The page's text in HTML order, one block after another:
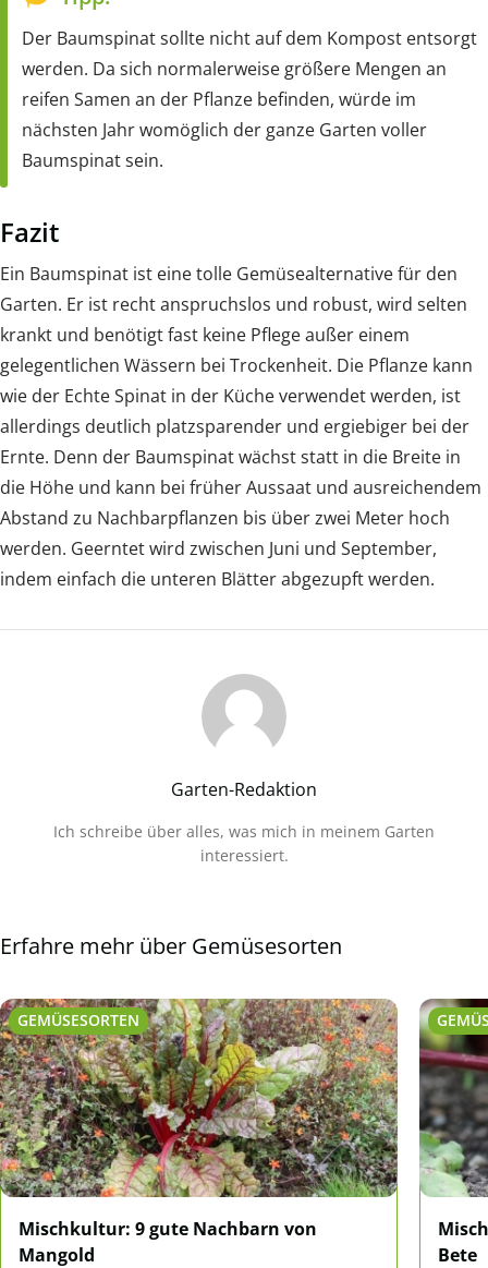
Der Baumspinat sollte nicht auf dem Kompost entsorgt
werden. Da sich normalerweise größere Mengen an
reifen Samen an der Pflanze befinden, würde im
nächsten Jahr womöglich der ganze Garten voller
Baumspinat sein.
Fazit
Ein Baumspinat ist eine tolle Gemüsealternative für den
Garten. Er ist recht anspruchslos und robust, wird selten
krankt und benötigt fast keine Pflege außer einem
gelegentlichen Wässern bei Trockenheit. Die Pflanze kann
wie der Echte Spinat in der Küche verwendet werden, ist
allerdings deutlich platzsparender und ergiebiger bei der
Ernte. Denn der Baumspinat wächst statt in die Breite in
die Höhe und kann bei früher Aussaat und ausreichendem
Abstand zu Nachbarpflanzen bis über zwei Meter hoch
werden. Geerntet wird zwischen Juni und September,
indem einfach die unteren Blätter abgezupft werden.
Garten-Redaktion
Ich schreibe über alles, was mich in meinem Garten
interessiert.
Erfahre mehr über Gemüsesorten
GEMÜSESORTEN
Mischkultur: 9 gute Nachbarn von
Mangold
Bete